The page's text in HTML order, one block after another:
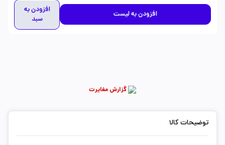
افزودن به لیست
افزودن به
سبد
گزارش مغایرت
توضیحات کالا